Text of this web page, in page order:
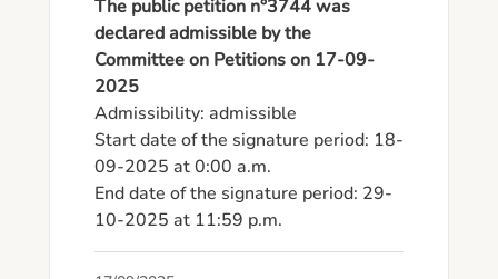
The public petition n°3744 was
declared admissible by the
Committee on Petitions on 17-09-
2025
Admissibility: admissible
Start date of the signature period: 18-
09-2025 at 0:00 a.m.
End date of the signature period: 29-
10-2025 at 11:59 p.m.